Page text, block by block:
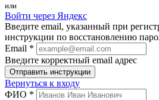
или
Войти через Яндекс
Введите email, указанный при
инструкции по восстановлению
Email *
Введите корректный email адрес
Отправить инструкции
Вернуться к входу
ФИО *